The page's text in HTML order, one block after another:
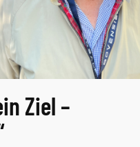
Ziel –